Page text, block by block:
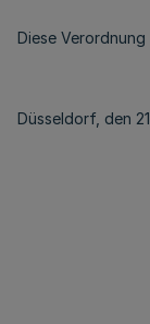
Diese
Düsseldorf, den